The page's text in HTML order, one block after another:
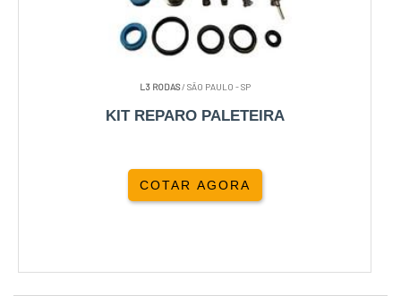
L3 RODAS/ SÃO PAULO - SP
KIT REPARO PALETEIRA
COTAR AGORA